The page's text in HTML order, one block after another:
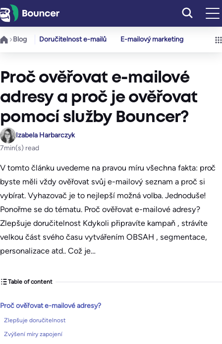
Přeskočit
na
obsah
Blog Doručitelnost e-mailů E-mailový marketing
Proč ověřovat e-mailové
adresy a proč je ověřovat
pomocí služby Bouncer?
Izabela Harbarczyk
7min(s) read
V tomto článku uvedeme na pravou míru všechna fakta: proč
byste měli vždy ověřovat svůj e-mailový seznam a proč si
vybírat. Vyhazovač je to nejlepší možná volba. Jednoduše!
Ponořme se do tématu. Proč ověřovat e-mailové adresy?
Zlepšuje doručitelnost Kdykoli připravíte kampaň , strávíte
velkou část svého času vytvářením OBSAH , segmentace,
personalizace atd.. Což je…
Table of content
Proč ověřovat e-mailové adresy?
Zlepšuje doručitelnost
Zvýšení míry zapojení